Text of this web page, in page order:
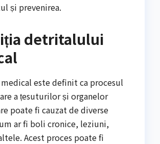
și prevenirea.
detritalului
este definit ca procesul
a țesuturilor și organelor
poate fi cauzat de diverse
ar fi boli cronice, leziuni,
Acest proces poate fi